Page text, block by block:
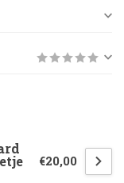
€20,00